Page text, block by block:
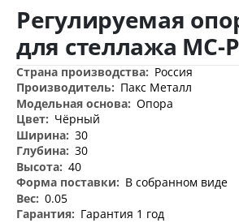
к
началу
галереи
изображений
Регулируемая
для стеллажа МС-
Дополнительная
информация
Россия
Пакс Металл
Опора
Чёрный
30
30
40
В собранном виде
0.05
Гарантия 1 год